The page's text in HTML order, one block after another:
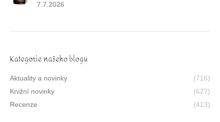
7.7.2026
Kategorie našeho blogu
Aktuality a novinky
(716)
Knižní novinky
(627)
Recenze
(413)